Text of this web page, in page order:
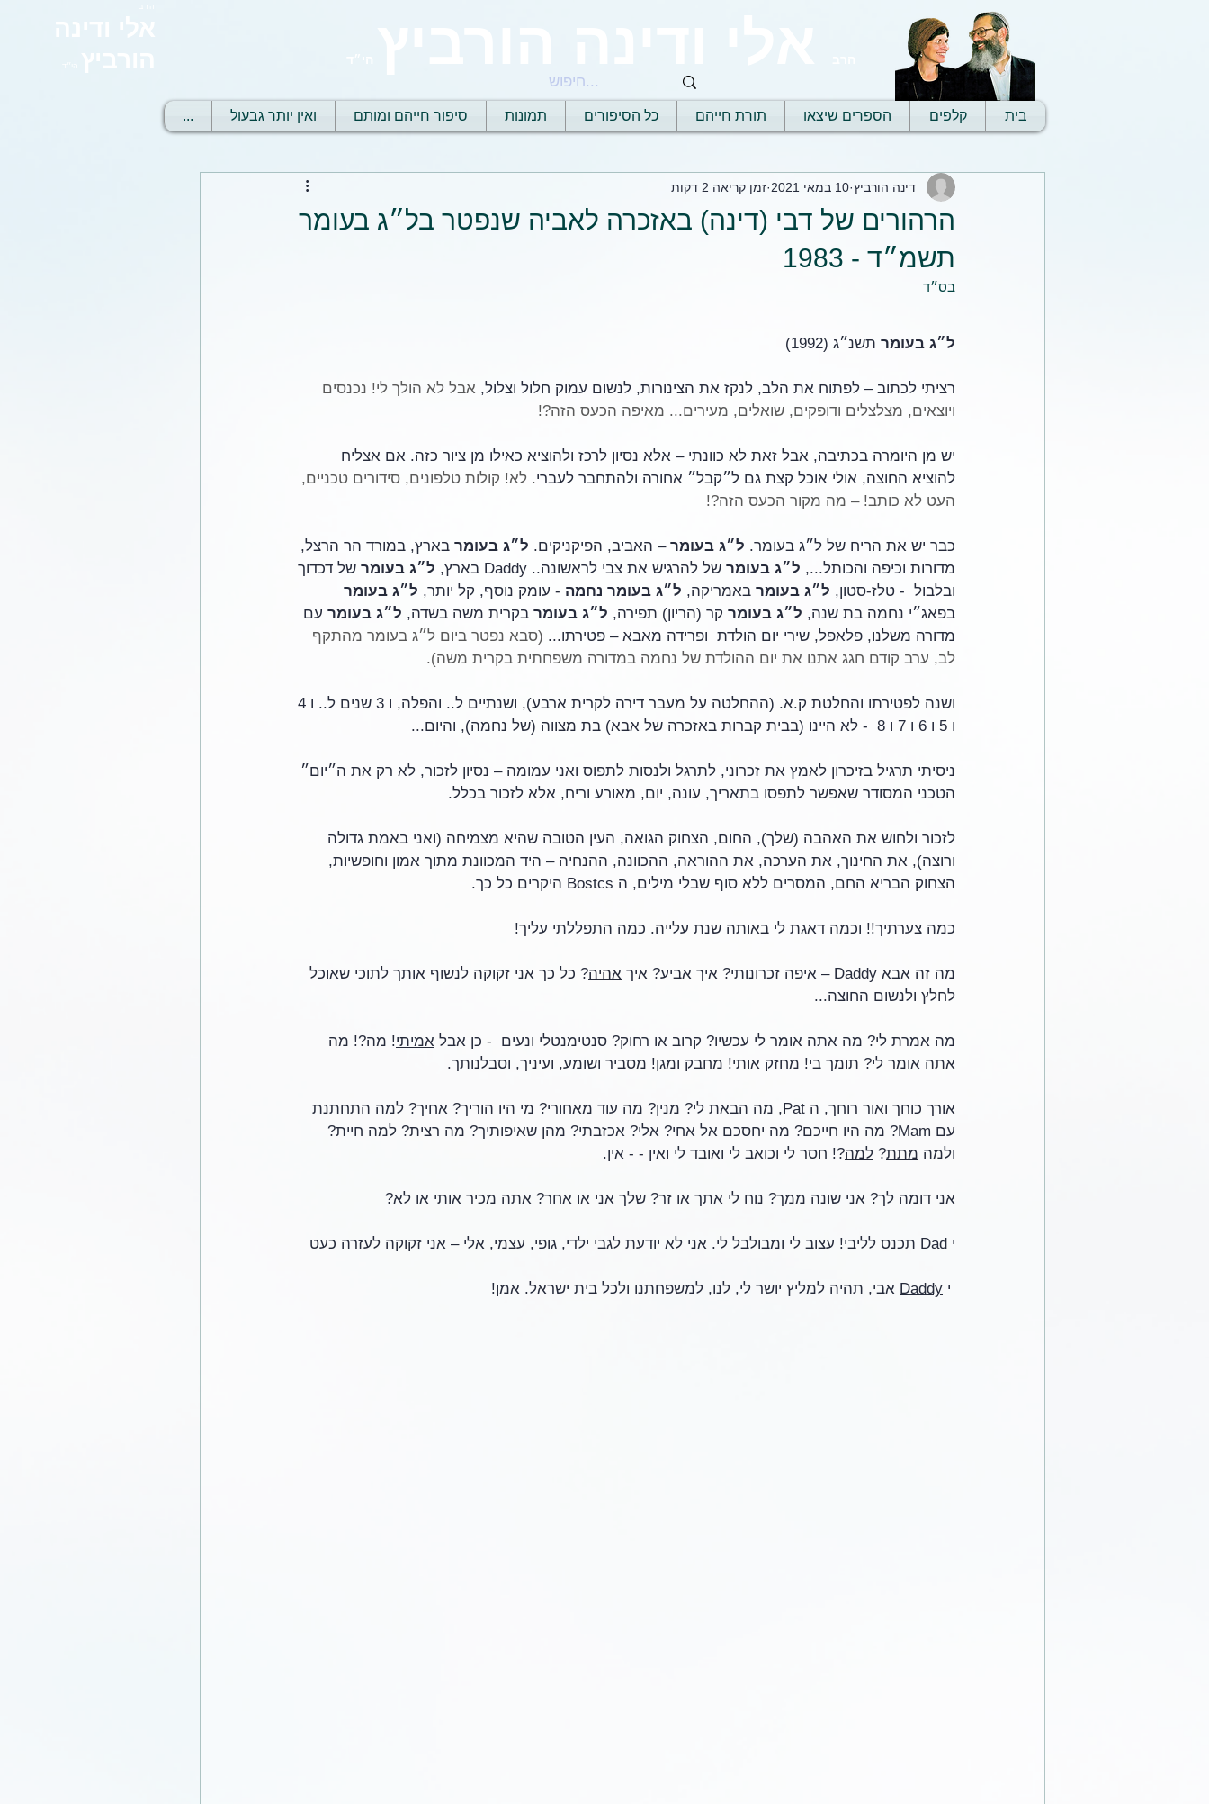
בית קלפים הספרים שיצאו תורת חייהם כל הסיפורים תמונות סיפור חייהם ומותם ואין יותר גבעול ...
הרהורים של דבי (דינה) באזכרה לאביה שנפטר בל״ג בעומר
תשמ״ד - 1983
דינה הורביץ 10 במאי 2021 זמן קריאה 2 דקות
בס״ד
ל״ג בעומר תשנ״ג (1992)
רציתי לכתוב – לפתוח את הלב, לנקז את הצינורות, לנשום עמוק חלול וצלול, אבל לא הולך לי! נכנסים
ויוצאים, מצלצלים ודופקים, שואלים, מעירים... מאיפה הכעס הזה?!
יש מן היומרה בכתיבה, אבל זאת לא כוונתי – אלא נסיון לרכז ולהוציא כאילו מן ציור כזה. אם אצליח
להוציא החוצה, אולי אוכל קצת גם ל״קבל״ אחורה ולהתחבר לעברי. לא! קולות טלפונים, סידורים טכניים,
העט לא כותב! – מה מקור הכעס הזה?!
כבר יש את הריח של ל״ג בעומר. ל״ג בעומר – האביב, הפיקניקים. ל״ג בעומר בארץ, במורד הר הרצל,
מדורות וכיפה והכותל..., ל״ג בעומר של להרגיש את צבי לראשונה.. Daddy בארץ, ל״ג בעומר של דכדוך
ובלבול  - טלז-סטון, ל״ג בעומר באמריקה, ל״ג בעומר נחמה - עומק נוסף, קל יותר, ל״ג בעומר
בפאג״י נחמה בת שנה, ל״ג בעומר קר (הריון) תפירה, ל״ג בעומר בקרית משה בשדה, ל״ג בעומר עם
מדורה משלנו, פלאפל, שירי יום הולדת  ופרידה מאבא – פטירתו... (סבא נפטר ביום ל״ג בעומר מהתקף
לב, ערב קודם חגג אתנו את יום ההולדת של נחמה במדורה משפחתית בקרית משה).
ו 5 ו 6 ו 7 ו 8  - לא היינו (בבית קברות באזכרה של אבא) בת מצווה (של נחמה), והיום...
ניסיתי תרגיל בזיכרון לאמץ את זכרוני, לתרגל ולנסות לתפוס ואני עמומה – נסיון לזכור, לא רק את ה״יום״
הטכני המסודר שאפשר לתפסו בתאריך, עונה, יום, מאורע וריח, אלא לזכור בכלל.
לזכור ולחוש את האהבה (שלך), החום, הצחוק הגואה, העין הטובה שהיא מצמיחה (ואני באמת גדולה
ורוצה), את החינוך, את הערכה, את ההוראה, ההכוונה, ההנחיה – היד המכוונת מתוך אמון וחופשיות,
הצחוק הבריא החם, המסרים ללא סוף שבלי מילים, ה Bostcs היקרים כל כך.
כמה צערתיך!! וכמה דאגת לי באותה שנת עלייה. כמה התפללתי עליך!
מה זה אבא Daddy – איפה זכרונותי? איך אביע? איך אהיה? כל כך אני זקוקה לנשוף אותך לתוכי שאוכל
לחלץ ולנשום החוצה...
מה אמרת לי? מה אתה אומר לי עכשיו? קרוב או רחוק? סנטימנטלי ונעים  - כן אבל אמיתי! מה?! מה
אתה אומר לי? תומך בי! מחזק אותי! מחבק ומגן! מסביר ושומע, ועיניך, וסבלנותך.
אורך כוחך ואור רוחך, ה Pat, מה הבאת לי? מנין? מה עוד מאחורי? מי היו הוריך? אחיך? למה התחתנת
עם Mam? מה היו חייכם? מה יחסכם אל אחי? אלי? אכזבתי? מהן שאיפותיך? מה רצית? למה חיית?
ולמה מתת? למה?! חסר לי וכואב לי ואובד לי ואין - - אין.
אני דומה לך? אני שונה ממך? נוח לי אתך או זר? שלך אני או אחר? אתה מכיר אותי או לא?
י Dad תכנס לליבי! עצוב לי ומבולבל לי. אני לא יודעת לגבי ילדי, גופי, עצמי, אלי – אני זקוקה לעזרה כעט
Daddy אבי, תהיה למליץ יושר לי, לנו, למשפחתנו ולכל בית ישראל. אמן!